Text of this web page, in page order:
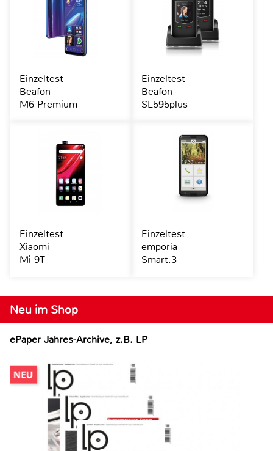
Neu im Shop
ePaper Jahres-Archive, z.B. LP
Einzeltest
Beafon
M6 Premium
Einzeltest
Beafon
SL595plus
Einzeltest
Xiaomi
Mi 9T
Einzeltest
emporia
Smart.3